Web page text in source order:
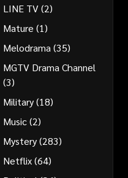
LINE TV(2)
Mature (1)
Melodrama (35)
MGTV Drama Channel
(3)
Military(18)
Music(2)
Mystery(283)
Netflix(64)